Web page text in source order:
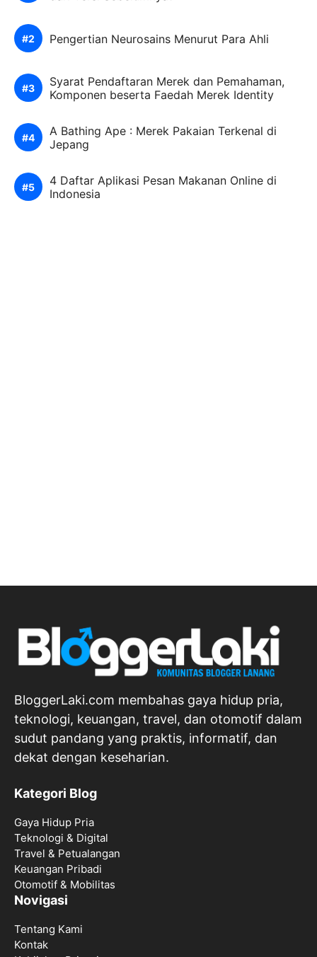
Pengertian Neurosains Menurut Para Ahli
Syarat Pendaftaran Merek dan Pemahaman,
Komponen beserta Faedah Merek Identity
A Bathing Ape : Merek Pakaian Terkenal di
Jepang
4 Daftar Aplikasi Pesan Makanan Online di
Indonesia
BloggerLaki.com membahas gaya hidup pria,
teknologi, keuangan, travel, dan otomotif dalam
sudut pandang yang praktis, informatif, dan
dekat dengan keseharian.
Kategori Blog
Gaya Hidup Pria
Teknologi & Digital
Travel & Petualangan
Keuangan Pribadi
Otomotif & Mobilitas
Novigasi
Tentang Kami
Kontak